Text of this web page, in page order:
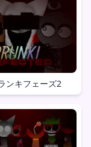
ンキフェーズ2